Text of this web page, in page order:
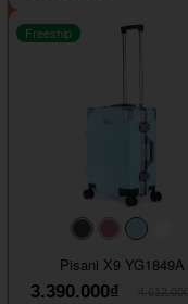
#40454a#b76e79
Freeship
Pisani X9 YG1849A
3.390.000₫